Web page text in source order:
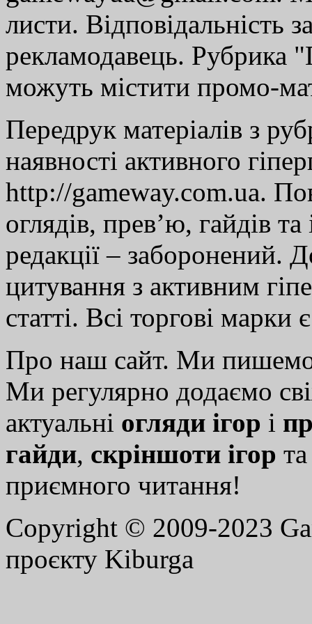
листи. Відповідальність
рекламодавець. Рубрика
можуть містити промо-
Передрук матеріалів з
наявності активного
http://gameway.com.ua.
оглядів, прев’ю, гайдів
редакції – заборонений.
цитування з активним
статті. Всі торгові марки
Про наш сайт. Ми
Ми регулярно додаємо
актуальні огляди ігор і
гайди, скріншоти ігор
приємного читання!
Copyright © 2009-2023
проєкту Kiburga